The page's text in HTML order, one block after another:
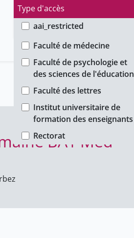
Type d'accès
aai_restricted
group_restricted
ho_restricted
password_restricted
public
unige_restricted
Faculté
Faculté de médecine
Faculté de psychologie et
des sciences de l'éducation
Faculté des lettres
Institut universitaire de
formation des enseignants
Rectorat
BA1 Med